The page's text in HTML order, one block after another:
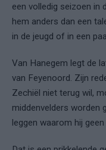
een volledig seizoen in
hem anders dan een
in de jeugd of in een
Van Hanegem legt de
van Feyenoord. Zijn
Zechiël niet terug wil,
middenvelders worden
leggen waarom hij